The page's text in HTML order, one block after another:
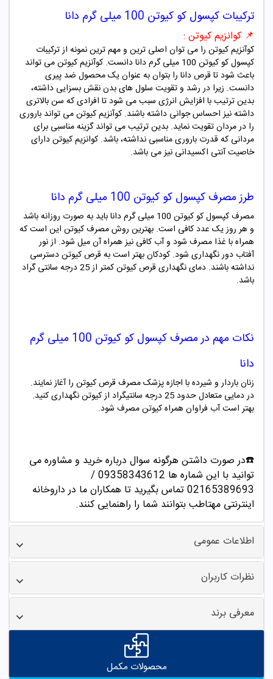
ترکیبات کپسول کو کیوتن 100 میلی گرم دانا
📌 کوانزیم کیوتن :
کوآنزیم کیوتن را می توان اصلی ترین و مهم ترین نمونه از ترکیبات
کپسول کو کیوتن 100 میلی گرم دانا دانست. کوآنزیم کیوتن می تواند
باعث شود تا قرص دانا را بتوان به عنوان یک محصول ضد پیری
دانست. زیرا در رشد و تقویت سلول های بدن نقش بسزایی داشته،
بدین ترتیب با افزایش انرژی سبب می شود تا افرادی که سن بالاتری
داشته نیز احساس جوانی داشته باشند. کوآنزیم کیوتن می تواند باروری
را در مردان تقویت نماید. بدین ترتیب می تواند گزینه مناسبی برای
مردانی که قدرت باروری مناسبی نداشته، باشد. کوانزیم کیوتن دارای
خاصیت آنتی اکسیدانی نیز می باشد.
طرز مصرف کپسول کو کیوتن 100 میلی گرم دانا
مصرف کپسول کو کیوتن 100 میلی گرم دانا باید به صورت روزانه باشد
و هر روز یک عدد کافی است. بهترین روش مصرف کیوتن این است که
همراه با غذا مصرف شود و آب کافی نیز همراه آن میل شود. از نور
آفتاب دور نگهداری شود. کودکان بهتر است به قرص کیوتن دسترسی
نداشته باشند. دمای نگهداری قرص کیوتن کمتر از 25 درجه سانتی گراد
باشد.
نکات مهم در مصرف
کپسول کو کیوتن 100 میلی گرم
دانا
زنان باردار و شیرده با اجازه پزشک مصرف قرص کیوتن را آغاز نمایند.
در دمایی متعادل حدود 25 درجه سانتیگراد از کیوتن نگهداری کنید.
بهتر است آب فراوان همراه کیوتن مصرف شود.
☎️در صورت داشتن هرگونه سوال درباره خرید و مشاوره می
توانید با این شماره ها 09358343612 /
02165389693تماس بگیرید تا همکاران ما در داروخانه
اینترنتی مهتاطب بتوانند شما را راهنمایی کنند.
اطلاعات عمومی
نظرات کاربران
معرفی برند
محصولات مکمل